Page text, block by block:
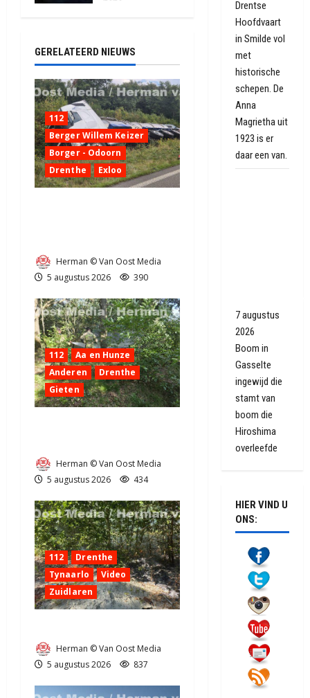
GERELATEERD NIEUWS
112
Berger Willem Keizer
Borger - Odoorn
Drenthe
Exloo
Herman © Van Oost Media
5 augustus 2026
390
112
Aa en Hunze
Anderen
Drenthe
Gieten
Herman © Van Oost Media
5 augustus 2026
434
112
Drenthe
Tynaarlo
Video
Zuidlaren
Herman © Van Oost Media
5 augustus 2026
837
Drentse
Hoofdvaart
in Smilde vol
met
historische
schepen. De
Anna
Magrietha uit
1923 is er
daar een van.
7 augustus
2026
Boom in
Gasselte
ingewijd die
stamt van
boom die
Hiroshima
overleefde
HIER VIND U
ONS: